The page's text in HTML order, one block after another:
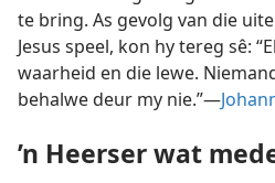
te bring. As gevolg van die
Jesus speel, kon hy tereg sê:
waarheid en die lewe.
behalwe deur my nie.”—
’n Heerser wat